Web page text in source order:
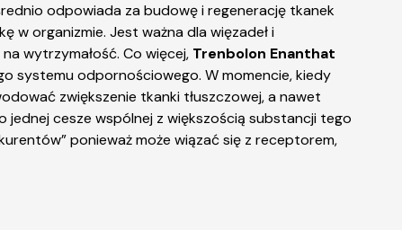
odpowiada za budowę i regenerację tkanek
w organizmie. Jest ważna dla więzadeł i
wytrzymałość. Co więcej, Trenbolon Enanthat
systemu odpornościowego. W momencie, kiedy
zwiększenie tkanki tłuszczowej, a nawet
jednej cesze wspólnej z większością substancji tego
ponieważ może wiązać się z receptorem,